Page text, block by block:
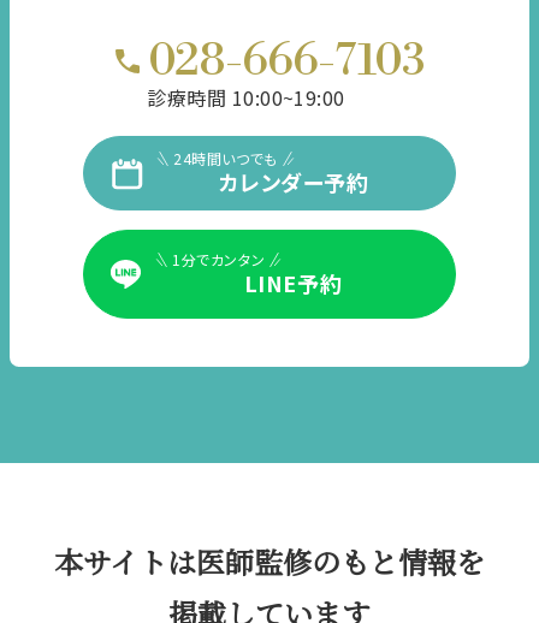
028-666-7103
診療時間 10:00~19:00
24時間いつでも
カレンダー予約
1分でカンタン
LINE予約
本サイトは医師監修のもと情報を
掲載しています